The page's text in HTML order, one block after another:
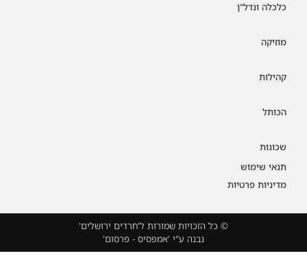
כלכלה ונדל"ן
מוזיקה
קהילות
הכותל
שכונות
תנאי שימוש
מדיניות פרטיות
© כל הזכויות שמורות ל'חרדים ירושלים'
נבנה ע"י 'אמפסיס - פרסום'